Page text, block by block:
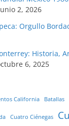
2, 2026
Orgullo
Historia,
6, 2025
California Batallas
Cuatro Ciénegas